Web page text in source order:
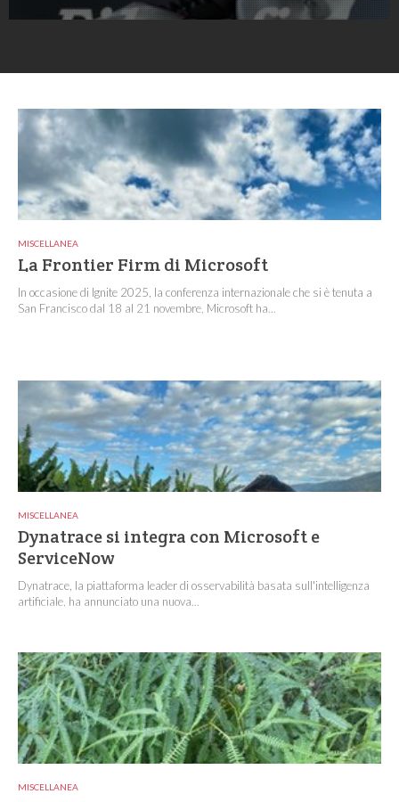
MISCELLANEA
La Frontier Firm di Microsoft
In occasione di Ignite 2025, la conferenza internazionale che si è tenuta a
San Francisco dal 18 al 21 novembre, Microsoft ha...
MISCELLANEA
Dynatrace si integra con Microsoft e
ServiceNow
Dynatrace, la piattaforma leader di osservabilità basata sull'intelligenza
artificiale, ha annunciato una nuova...
MISCELLANEA